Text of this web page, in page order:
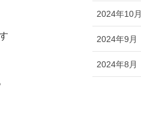
2024年10月
2024年9月
2024年8月